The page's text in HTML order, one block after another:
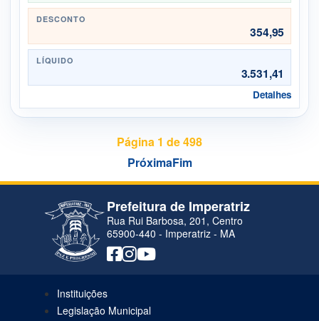
DESCONTO
354,95
LÍQUIDO
3.531,41
Detalhes
Página 1 de 498
PróximaFim
Prefeitura de Imperatriz
Rua Rui Barbosa, 201, Centro
65900-440 - Imperatriz - MA
Instituições
Legislação Municipal